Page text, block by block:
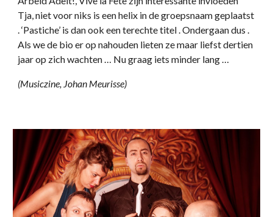
Tja, niet voor niks is een helix in de groepsnaam geplaatst
. ‘Pastiche’ is dan ook een terechte titel . Ondergaan dus .
Als we de bio er op nahouden lieten ze maar liefst dertien
jaar op zich wachten … Nu graag iets minder lang …
(Musiczine, Johan Meurisse)